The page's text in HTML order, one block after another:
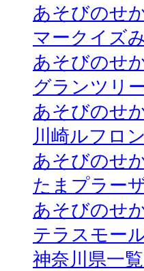
あそびのせ
マークイズ
あそびのせ
グランツリ
あそびのせ
川崎ルフロ
あそびのせ
たまプラー
あそびのせ
テラスモー
神奈川県一